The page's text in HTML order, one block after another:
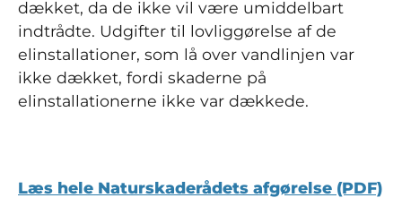
dækket, da de ikke vil være umiddelbart
indtrådte. Udgifter til lovliggørelse af de
elinstallationer, som lå over vandlinjen var
ikke dækket, fordi skaderne på
elinstallationerne ikke var dækkede.
Læs hele Naturskaderådets afgørelse (PDF)